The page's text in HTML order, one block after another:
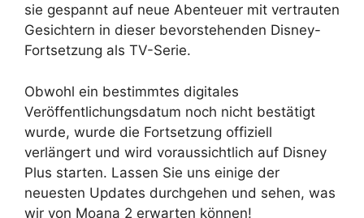
sie gespannt auf neue Abenteuer mit vertrauten
Gesichtern in dieser bevorstehenden Disney-
Fortsetzung als TV-Serie.
Obwohl ein bestimmtes digitales
Veröffentlichungsdatum noch nicht bestätigt
wurde, wurde die Fortsetzung offiziell
verlängert und wird voraussichtlich auf Disney
Plus starten. Lassen Sie uns einige der
neuesten Updates durchgehen und sehen, was
wir von Moana 2 erwarten können!